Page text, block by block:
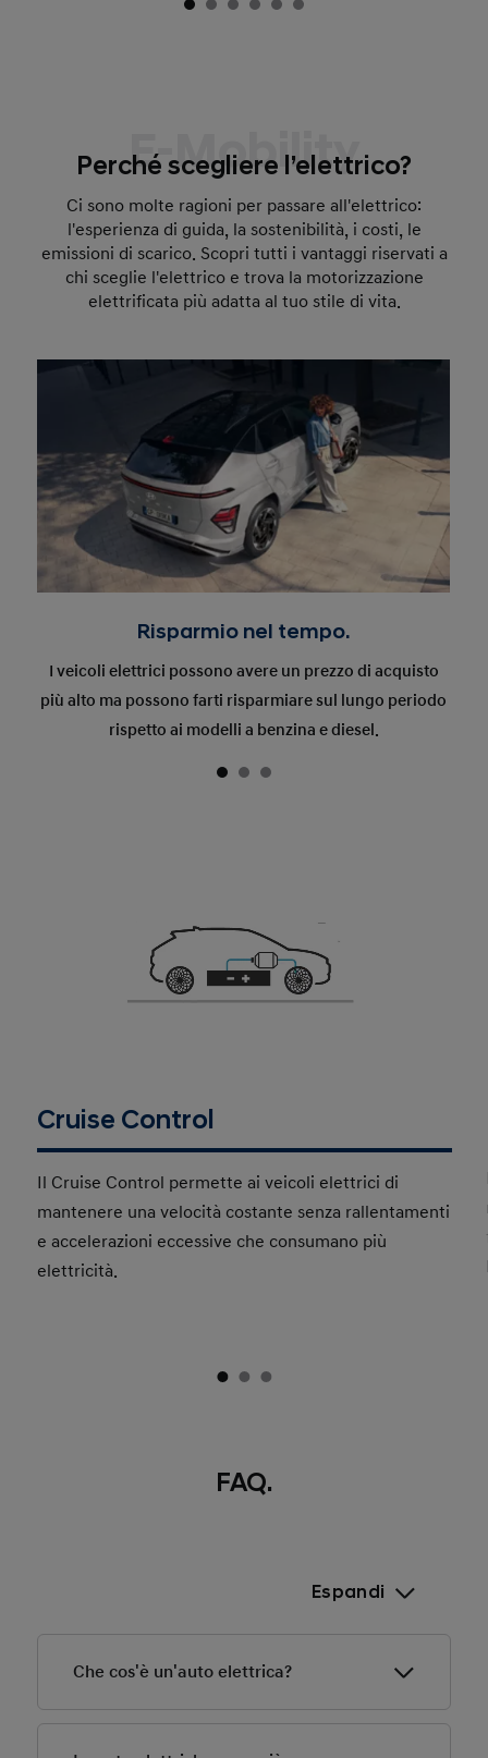
E-Mobility
Perché scegliere l’elettrico?
Ci sono molte ragioni per passare all'elettrico:
l'esperienza di guida, la sostenibilità, i costi, le
emissioni di scarico. Scopri tutti i vantaggi riservati a
chi sceglie l'elettrico e trova la motorizzazione
elettrificata più adatta al tuo stile di vita.
Risparmio nel tempo.
I veicoli elettrici possono avere un prezzo di acquisto
più alto ma possono farti risparmiare sul lungo periodo
rispetto ai modelli a benzina e diesel.
Cruise Control
Il Cruise Control permette ai veicoli elettrici di
mantenere una velocità costante senza rallentamenti
e accelerazioni eccessive che consumano più
elettricità.
FAQ.
Espandi
Che cos'è un'auto elettrica?
pensando a un Veicolo Elettrico a Batteria (BEV) che